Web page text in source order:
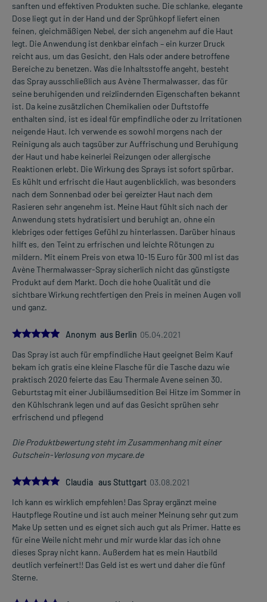
sanften und effektiven Produkten suche. Die schlanke, elegante
Dose liegt gut in der Hand und der Sprühkopf liefert einen
feinen, gleichmäßigen Nebel, der sich angenehm auf die Haut
legt. Die Anwendung ist denkbar einfach – ein kurzer Druck
reicht aus, um das Gesicht, den Hals oder andere betroffene
Bereiche zu benetzen. Was die Inhaltsstoffe angeht, besteht
das Spray ausschließlich aus Avène Thermalwasser, das für
seine beruhigenden und reizlindernden Eigenschaften bekannt
ist. Da keine zusätzlichen Chemikalien oder Duftstoffe
enthalten sind, ist es ideal für empfindliche oder zu Irritationen
neigende Haut. Ich verwende es sowohl morgens nach der
Reinigung als auch tagsüber zur Auffrischung und Beruhigung
der Haut und habe keinerlei Reizungen oder allergische
Reaktionen erlebt. Die Wirkung des Sprays ist sofort spürbar.
Es kühlt und erfrischt die Haut augenblicklich, was besonders
nach dem Sonnenbad oder bei gereizter Haut nach dem
Rasieren sehr angenehm ist. Meine Haut fühlt sich nach der
Anwendung stets hydratisiert und beruhigt an, ohne ein
klebriges oder fettiges Gefühl zu hinterlassen. Darüber hinaus
hilft es, den Teint zu erfrischen und leichte Rötungen zu
mildern. Mit einem Preis von etwa 10-15 Euro für 300 ml ist das
Avène Thermalwasser-Spray sicherlich nicht das günstigste
Produkt auf dem Markt. Doch die hohe Qualität und die
sichtbare Wirkung rechtfertigen den Preis in meinen Augen voll
und ganz.
5.0Anonym aus Berlin 05.04.2021
Das Spray ist auch für empfindliche Haut geeignet Beim Kauf
bekam ich gratis eine kleine Flasche für die Tasche dazu wie
praktisch 2020 feierte das Eau Thermale Avene seinen 30.
Geburtstag mit einer Jubiläumsedition Bei Hitze im Sommer in
den Kühlschrank legen und auf das Gesicht sprühen sehr
erfrischend und pflegend
Die Produktbewertung steht im Zusammenhang mit einer
Gutschein-Verlosung von mycare.de
5.0
Claudia aus Stuttgart 03.08.2021
Ich kann es wirklich empfehlen! Das Spray ergänzt meine
Hautpflege Routine und ist auch meiner Meinung sehr gut zum
Make Up setten und es eignet sich auch gut als Primer. Hatte es
für eine Weile nicht mehr und mir wurde klar das ich ohne
dieses Spray nicht kann. Außerdem hat es mein Hautbild
deutlich verfeinert!! Das Geld ist es wert und daher die fünf
Sterne.